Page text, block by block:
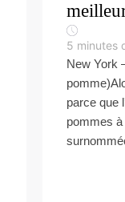
5 minutes
New York
parce que
pommes